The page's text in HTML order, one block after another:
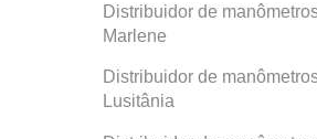
Distribuidor de
Marlene
Distribuidor de
Lusitânia